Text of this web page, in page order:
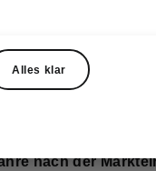
nach der
Alles klar